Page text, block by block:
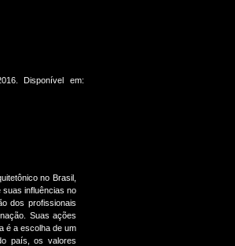
Disponível em:
no Brasil,
suas influências no
dos profissionais
Suas ações
é a escolha de um
país, os valores